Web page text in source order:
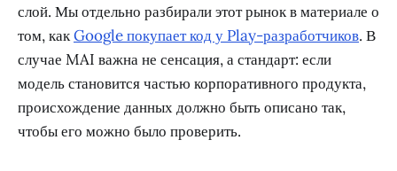
слой. Мы отдельно разбирали этот рынок в материале о
том, какGoogle покупает код у Play-разработчиков. В
случае MAI важна не сенсация, а стандарт: если
модель становится частью корпоративного продукта,
происхождение данных должно быть описано так,
чтобы его можно было проверить.